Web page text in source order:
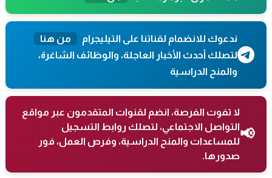
ندعوك للانضمام لقناتنا على التيليجرام
من هنا
لتصلك أحدث الأخبار العاجلة، والوظائف الشاغرة،
والمنح الدراسية
📢
لا تفوت الفرصة، انضم لقنوات المتقدمون عبر مواقع
التواصل الاجتماعي، لتصلك روابط التسجيل
للمساعدات والمنح الدراسية، وفرص العمل، فور
صدورها.